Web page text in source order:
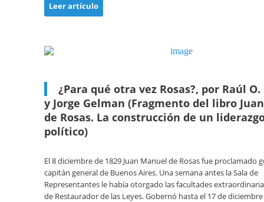
Leer artículo
¿Para qué otra vez Rosas?, por Raúl
y Jorge Gelman (Fragmento del libro
de Rosas. La construcción de un
político)
El 8 diciembre de 1829 Juan Manuel de Rosas fue proclamado
capitán general de Buenos Aires. Una semana antes la Sala de
Representantes le había otorgado las facultades
de Restaurador de las Leyes. Gobernó hasta el 17 de diciembre